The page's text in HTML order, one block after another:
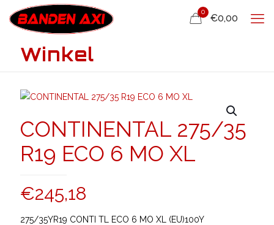
0
€0,00
Winkel
CONTINENTAL 275/35
R19 ECO 6 MO XL
€245,18
275/35YR19 CONTI TL ECO 6 MO XL (EU)100Y